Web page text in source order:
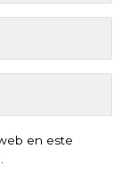
en este